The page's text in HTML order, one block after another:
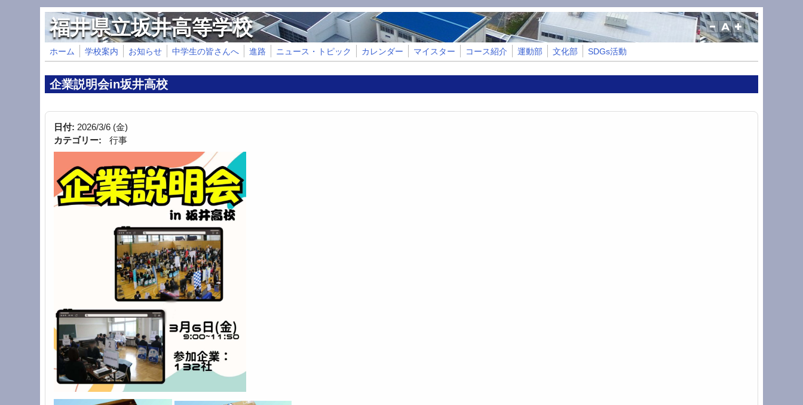
メインコンテンツに移動
福井県立坂井高等学校
ホーム 学校案内 お知らせ 中学生の皆さんへ 進路 ニュース・トピック カレンダー マイスター コース紹介 運動部 文化部 SDGs活動
企業説明会in坂井高校
日付: 2026/3/6 (金)
カテゴリー:
行事